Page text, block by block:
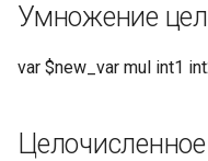
Умножение
var $new_var mul int1